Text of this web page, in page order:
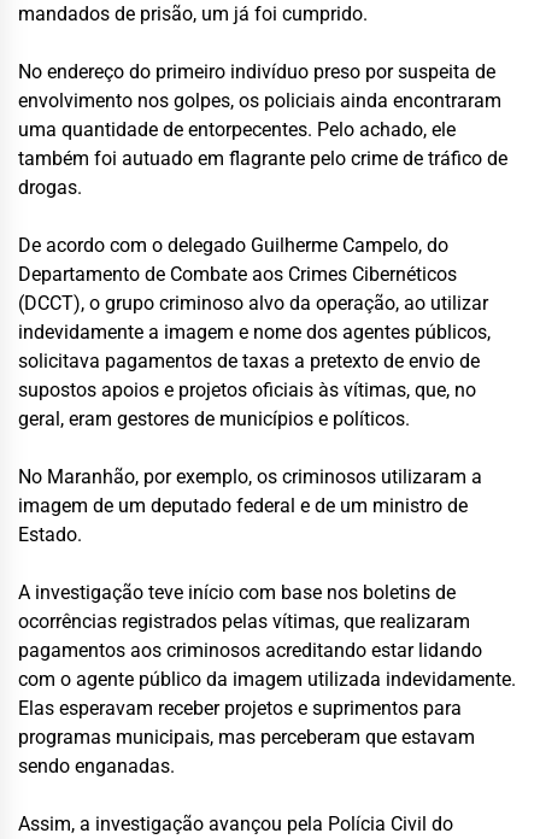
mandados de prisão, um já foi cumprido.
No endereço do primeiro indivíduo preso por suspeita de
envolvimento nos golpes, os policiais ainda encontraram
uma quantidade de entorpecentes. Pelo achado, ele
também foi autuado em flagrante pelo crime de tráfico de
drogas.
De acordo com o delegado Guilherme Campelo, do
Departamento de Combate aos Crimes Cibernéticos
(DCCT), o grupo criminoso alvo da operação, ao utilizar
indevidamente a imagem e nome dos agentes públicos,
solicitava pagamentos de taxas a pretexto de envio de
supostos apoios e projetos oficiais às vítimas, que, no
geral, eram gestores de municípios e políticos.
No Maranhão, por exemplo, os criminosos utilizaram a
imagem de um deputado federal e de um ministro de
Estado.
A investigação teve início com base nos boletins de
ocorrências registrados pelas vítimas, que realizaram
pagamentos aos criminosos acreditando estar lidando
com o agente público da imagem utilizada indevidamente.
Elas esperavam receber projetos e suprimentos para
programas municipais, mas perceberam que estavam
sendo enganadas.
Assim, a investigação avançou pela Polícia Civil do